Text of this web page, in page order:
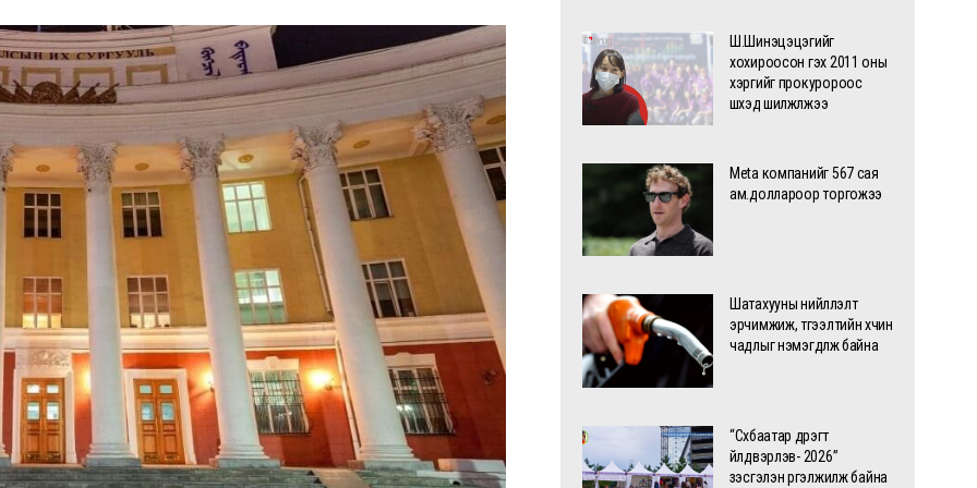
Ш.Шинэцэцэгийг
хохироосон гэх 2011 оны
хэргийг прокуророос
шүүхэд шилжүүлжээ
Meta компанийг 567 сая
ам.доллароор торгожээ
Шатахууны нийлүүлэлт
эрчимжиж, түгээлтийн хүчин
чадлыг нэмэгдүүлж байна
“Сүхбаатар дүүрэгт
үйлдвэрлэв- 2026”
үзэсгэлэн үргэлжилж байна